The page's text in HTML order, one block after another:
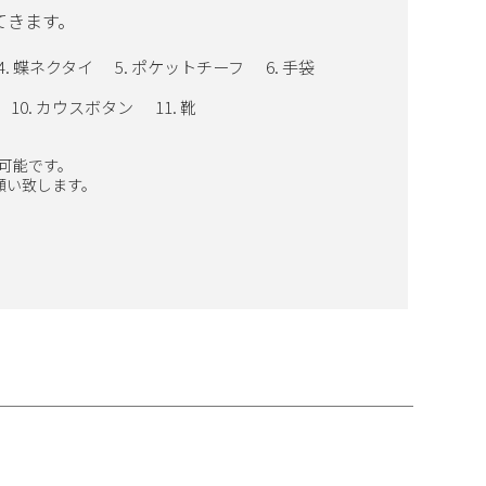
ます。
蝶ネクタイ ポケットチーフ
手袋
カウスボタン
靴
です。
致します。